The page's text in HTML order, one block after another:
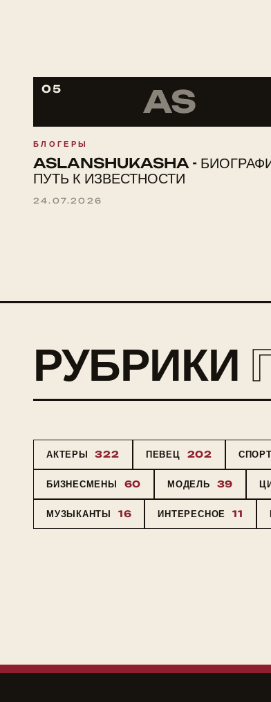
05 AS
БЛОГЕРЫ
ASLANSHUKASHA -
ПУТЬ К ИЗВЕСТНОСТИ
24.07.2026
РУБРИКИ
АКТЕРЫ 322 ПЕВЕЦ 202
БИЗНЕСМЕНЫ 60 МОДЕЛЬ 39
МУЗЫКАНТЫ 16 ИНТЕРЕСНОЕ 11